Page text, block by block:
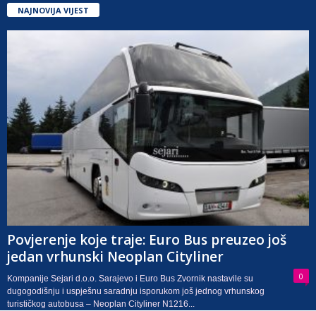
NAJNOVIJA VIJEST
Povjerenje koje traje: Euro Bus preuzeo još
jedan vrhunski Neoplan Cityliner
0
Kompanije Sejari d.o.o. Sarajevo i Euro Bus Zvornik nastavile su
dugogodišnju i uspješnu saradnju isporukom još jednog vrhunskog
turističkog autobusa – Neoplan Cityliner N1216...